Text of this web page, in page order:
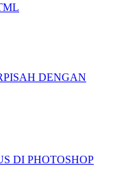
DENGAN
DI PHOTOSHOP